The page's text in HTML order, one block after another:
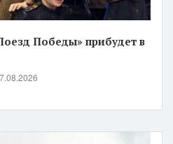
Победы» прибудет в